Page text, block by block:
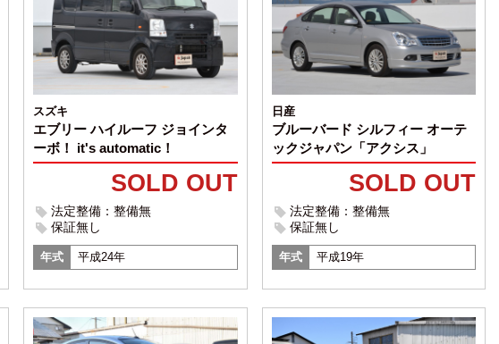
スズキ
エブリー ハイルーフ ジョインタ
ーボ！ it's automatic！
SOLD OUT
法定整備：整備無
保証無し
年式 平成24年
日産
ブルーバード シルフィー オーテ
ックジャパン「アクシス」
SOLD OUT
法定整備：整備無
保証無し
年式 平成19年